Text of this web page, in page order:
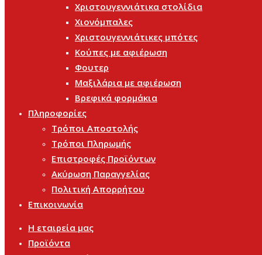
Χριστουγεννιάτικα στολίδια
Χιονόμπαλες
Χριστουγεννιάτικες μπότες
Κούπες με αφιέρωση
Φουτερ
Μαξιλάρια με αφιέρωση
Βρεφικά φορμάκια
Πληροφορίες
Τρόποι Αποστολής
Τρόποι Πληρωμής
Επιστροφές Προϊόντων
Ακύρωση Παραγγελίας
Πολιτική Απορρήτου
Επικοινωνία
Η εταιρεία μας
Προϊόντα